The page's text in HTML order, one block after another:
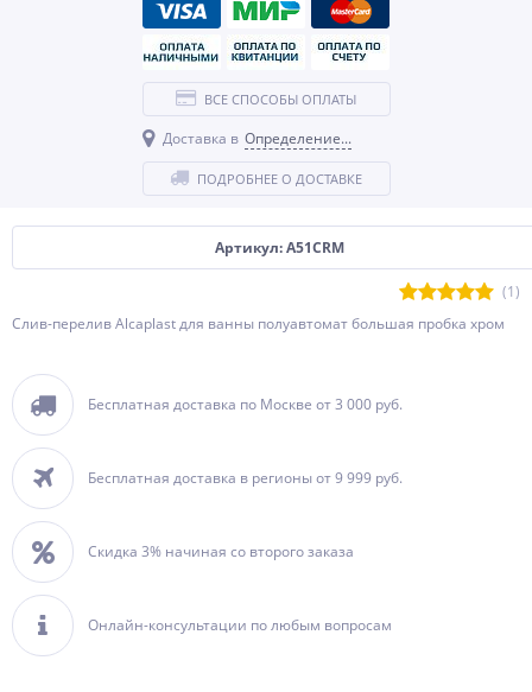
Артикул: A51CRM
(1)
Слив-перелив Alcaplast для ванны полуавтомат большая пробка хром
Бесплатная доставка по Москве от 3 000 руб.
Бесплатная доставка в регионы от 9 999 руб.
Скидка 3% начиная со второго заказа
Онлайн-консультации по любым вопросам
ВСЕ СПОСОБЫ ОПЛАТЫ
Доставка в Определение...
ПОДРОБНЕЕ О ДОСТАВКЕ